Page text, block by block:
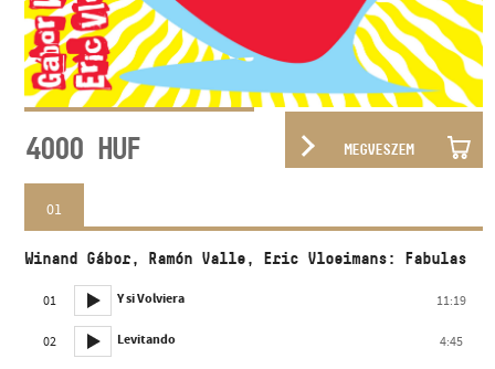
4000 HUF MEGVESZEM
01
Winand Gábor, Ramón Valle, Eric Vloeimans: Fabulas
01 Y si Volviera 11:19
02 Levitando 4:45